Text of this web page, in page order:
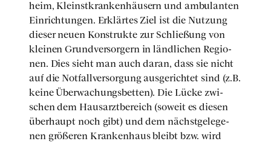
heim, Kleinst­kran­ken­häu­sern und ambu­lan­ten
Ein­rich­tun­gen. Erklär­tes Ziel ist die Nut­zung
die­ser neu­en Kon­struk­te zur Schlie­ßung von
klei­nen Grund­ver­sor­gern in länd­li­chen Regio­
nen. Dies sieht man auch dar­an, dass sie nicht
auf die Not­fall­ver­sor­gung aus­ge­rich­tet sind (z.B.
kei­ne Über­wa­chungs­bet­ten). Die Lücke zwi­
schen dem Haus­arzt­be­reich (soweit es die­sen
über­haupt noch gibt) und dem nächst­ge­le­ge­
nen grö­ße­ren Kran­ken­haus bleibt bzw. wird